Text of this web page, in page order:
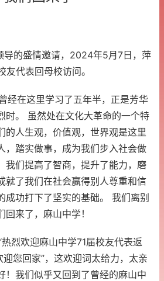
盛情邀请，2024年5月7日，萍
友代表回母校访问。
在这里学习了五年半，正是芳华
时。 虽然处在文化大革命的一个特
的人生观，价值观，世界观是这里
，踏实做事，成为我们步入社会做
我们提高了智商，提升了能力，磨
就了我们在社会赢得别人尊重和信
成功打下了坚实的基础。 我们离别
来了，麻山中学！
欢迎麻山中学71届校友代表返
迎您回家”，这欢迎词太给力，太亲
！我们似乎又回到了曾经的麻山中